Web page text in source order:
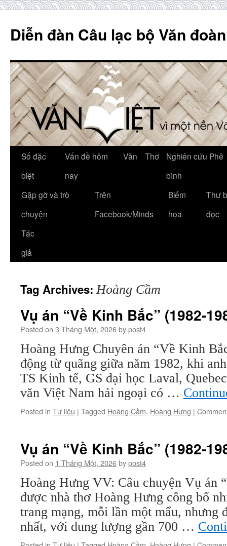
content
Diễn đàn Câu lạc bộ Văn
Số đặc
biệt
Vấn đề hôm
nay
Văn Thơ
Nghiên cứu Phê
bình
Gặp gỡ và trò
chuyện
Trên
Facebook/Minds
Biếm
họa
Thư
đọc
Tác
giả
Tag Archives:Hoàng Cầm
Vụ án “Về Kinh Bắc” (1982-
Posted on 3 Tháng Một, 2026bypost4
Hoàng Hưng Chuyên án “Về Kinh
động từ quãng giữa năm 1982, khi
TS Kinh tế, GS đại học Laval,
văn Việt Nam hải ngoại có …
Posted in Tư liệu | Tagged Hoàng Cầm, Hoàng Hưng |
Vụ án “Về Kinh Bắc” (1982-
Posted on 1 Tháng Một, 2026bypost4
Hoàng Hưng VV: Câu chuyện Vụ án
được nhà thơ Hoàng Hưng công bố
trang mạng, mỗi lần một mẩu, nhưng
nhất, với dung lượng gần 700 …